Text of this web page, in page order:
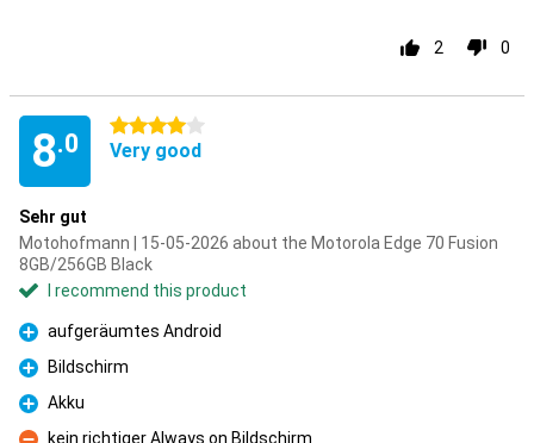
2 0
8.0
4 stars
Very good
Sehr gut
Motohofmann | 15-05-2026 about the Motorola Edge 70 Fusion
8GB/256GB Black
I recommend this product
Pro
aufgeräumtes Android
Pro
Bildschirm
Pro
Akku
kein richtiger Always on Bildschirm